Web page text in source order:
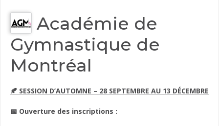
Académie de
Gymnastique de
Montréal
🍂 SESSION D’AUTOMNE – 28 SEPTEMBRE AU 13 DÉCEMBRE
📅 Ouverture des inscriptions :